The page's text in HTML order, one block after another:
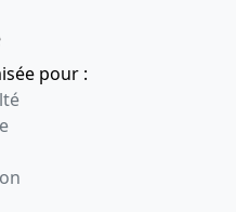
pour :